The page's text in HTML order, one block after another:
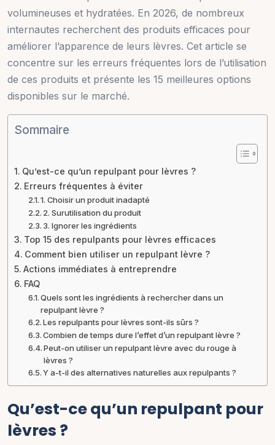
volumineuses et hydratées. En 2026, de nombreux
internautes recherchent des produits efficaces pour
améliorer l’apparence de leurs lèvres. Cet article se
concentre sur les erreurs fréquentes lors de l’utilisation
de ces produits et présente les 15 meilleures options
disponibles sur le marché.
Sommaire
Qu’est-ce qu’un repulpant pour lèvres ?
Erreurs fréquentes à éviter
1. Choisir un produit inadapté
2. Surutilisation du produit
3. Ignorer les ingrédients
Top 15 des repulpants pour lèvres efficaces
Comment bien utiliser un repulpant lèvre ?
Actions immédiates à entreprendre
FAQ
Quels sont les ingrédients à rechercher dans un
repulpant lèvre ?
Les repulpants pour lèvres sont-ils sûrs ?
Combien de temps dure l’effet d’un repulpant lèvre ?
Peut-on utiliser un repulpant lèvre avec du rouge à
lèvres ?
Y a-t-il des alternatives naturelles aux repulpants ?
Qu’est-ce qu’un repulpant pour
lèvres ?